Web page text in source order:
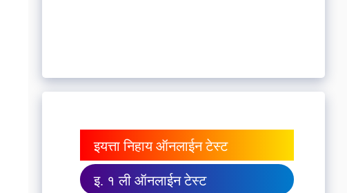
इयत्ता निहाय ऑनलाईन टेस्ट
इ. १ ली ऑनलाईन टेस्ट